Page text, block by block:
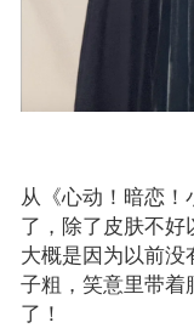
从《心动！暗恋
了， 除了皮肤不好
大概是因为以前
子粗，笑意里带着
了！